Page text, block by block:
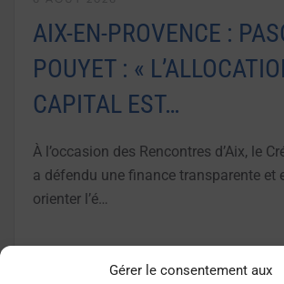
Gérer le consentement aux
AIX-EN-PROVENCE :
POUYET : «
CAPITAL EST…
À l’occasion des Rencontres d’Aix, le
a défendu une finance transparente et
orienter l’é…
LIRE LA SUITE